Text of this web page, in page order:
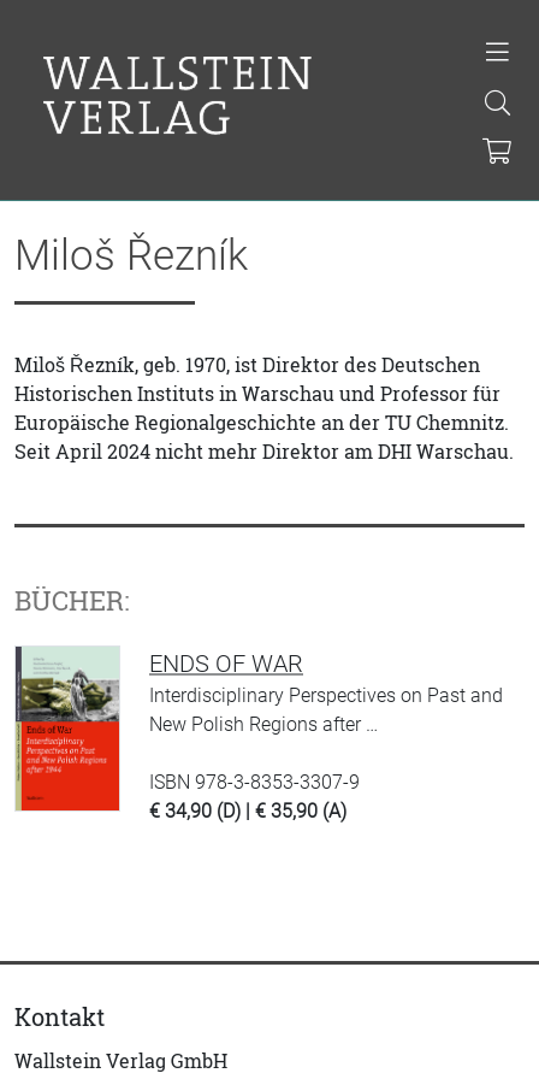
Miloš Řezník
Miloš Řezník, geb. 1970, ist Direktor des Deutschen
Historischen Instituts in Warschau und Professor für
Europäische Regionalgeschichte an der TU Chemnitz.
Seit April 2024 nicht mehr Direktor am DHI Warschau.
BÜCHER:
ENDS OF WAR
Interdisciplinary Perspectives on Past and
New Polish Regions after …
ISBN 978-3-8353-3307-9
€ 34,90 (D) | € 35,90 (A)
Kontakt
Wallstein Verlag GmbH